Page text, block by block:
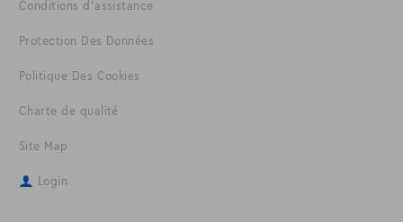
Conditions d'assistance
Protection Des Données
Politique Des Cookies
Charte de qualité
Site Map
Login